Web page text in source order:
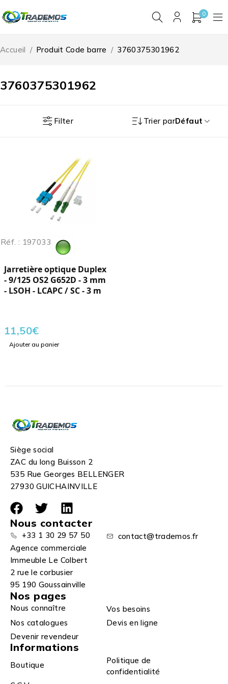
0
3760375301962
Accueil / Produit Code barre / 3760375301962
Filter Trier parDéfaut
Réf. : 197033
Jarretière optique Duplex
- 9/125 OS2 G652D - 3 mm
- LSOH - LCAPC / SC - 3 m
11,50€
Ajouter au panier
Siège social
ZAC du long Buisson 2
535 Rue Georges BELLENGER
27930 GUICHAINVILLE
Nous contacter
+33 1 30 29 57 50
contact@trademos.fr
Agence commerciale
Immeuble Le Colbert
2 rue le corbusier
95 190 Goussainville
Nos pages
Nous connaître
Vos besoins
Nos catalogues
Devis en ligne
Devenir revendeur
Informations
Boutique
Politique de
confidentialité